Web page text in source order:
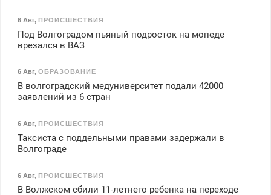
6 Авг, ПРОИСШЕСТВИЯ
Под Волгоградом пьяный подросток на мопеде
врезался в ВАЗ
6 Авг, ОБРАЗОВАНИЕ
В волгоградский медуниверситет подали 42000
заявлений из 6 стран
6 Авг, ПРОИСШЕСТВИЯ
Таксиста с поддельными правами задержали в
Волгограде
6 Авг, ПРОИСШЕСТВИЯ
В Волжском сбили 11-летнего ребенка на переходе